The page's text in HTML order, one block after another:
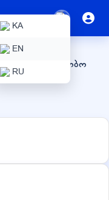
KA
EN
RU
/ არასამთავრობო